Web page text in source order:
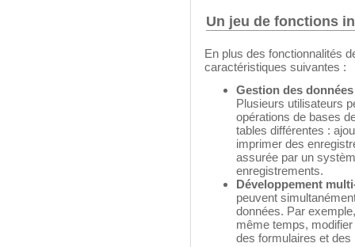
Un jeu de fonctions
En plus des fonctionnalités
caractéristiques suivantes :
Gestion des
Plusieurs utilisateurs
opérations de bases
tables différentes :
imprimer des
assurée par un
enregistrements.
Développement
peuvent
données. Par
même temps, modifier
des formulaires et des